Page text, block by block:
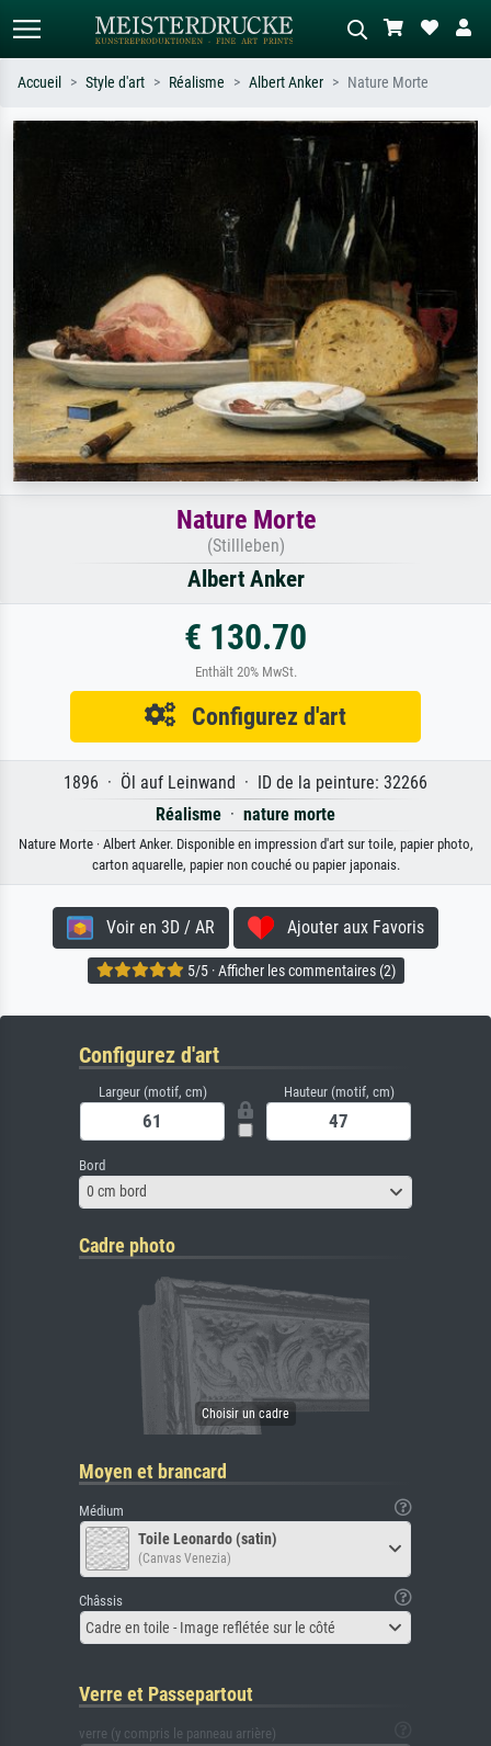
Recherche standard Recherche d'images IA
Recherchez par artiste, titre ou style –
ex. Monet, Nuit étoilée,
impressionnisme, vague de Hokusai,
Décrivez la scène – ex. prairie verte,
abstrait avec beaucoup de rouge,
tableau sombre, nu debout près d'un
arbre.
Accueil Style d'art Réalisme Albert Anker Nature Morte
Nature Morte
(Stillleben)
Albert Anker
€ 130.70
Enthält 20% MwSt.
Configurez d'art
1896 · Öl auf Leinwand · ID de la peinture: 32266
Réalisme · nature morte
Nature Morte · Albert Anker. Disponible en impression d'art sur toile, papier photo,
carton aquarelle, papier non couché ou papier japonais.
Voir en 3D / AR Ajouter aux Favoris
5/5 · Afficher les commentaires (2)
Configurez d'art
Largeur (motif, cm) Hauteur (motif, cm)
Bord
0 cm bord
Cadre photo
Moyen et brancard
Médium
Toile Leonardo (satin)
(Canvas Venezia)
Châssis
Cadre en toile - Image reflétée sur le côté
Verre et Passepartout
verre (y compris le panneau arrière)